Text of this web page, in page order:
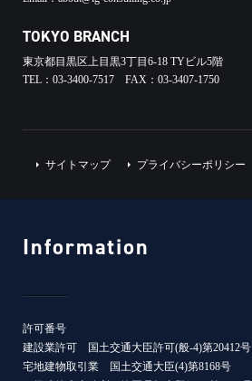
TOKYO BRANCH
東京都目黒区上目黒3丁目6-18 TYビル5階
TEL：03-3400-7517 FAX：03-3407-1750
サイトマップ プライバシーポリシー
Information
許可番号
建設業許可 国土交通大臣許可(般-4)第20412号
宅地建物取引業 国土交通大臣(4)第8168号